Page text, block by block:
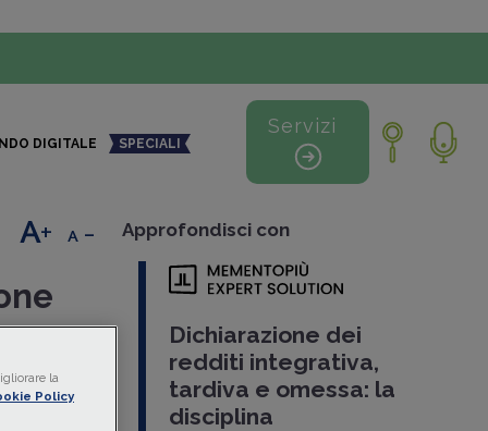
DIGITALE SPECIALI
Servizi
+ - Approfondisci con
Dichiarazione dei
redditi integrativa,
tardiva e omessa: la
disciplina
la
Policy